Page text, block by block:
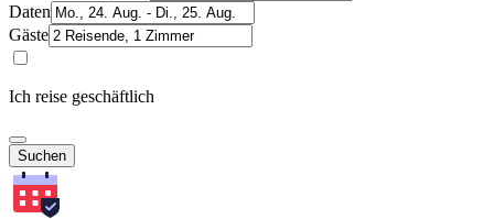
Daten
Gäste
Ich reise geschäftlich
Suchen